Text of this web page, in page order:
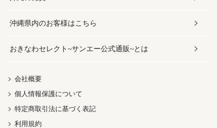
みそ
だし／スパイス／島唐辛子
スナック
おつまみ
紅芋
ワイン・ウィスキー・カクテル
ドリンク
茶葉
ボディケア
ヘアケア
UVケア
メンズ
レディース
雑貨
沖縄ファッション
伝統工芸品
沖縄県内のお客様はこちら
おきなわセレクト~サンエー公式通販~とは
会社概要
個人情報保護について
特定商取引法に基づく表記
利用規約